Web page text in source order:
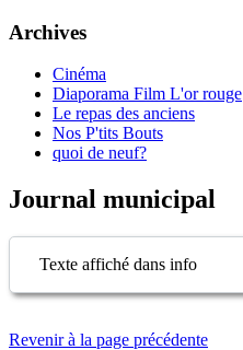
Archives
Cinéma
Diaporama Film L'or rouge
Le repas des anciens
Nos P'tits Bouts
quoi de neuf?
Journal municipal
Texte affiché dans info
Revenir à la page précédente